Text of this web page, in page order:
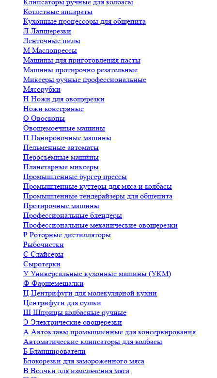
Котлетные аппараты
Кухонные процессоры для общепита
Л Лапшерезки
Ленточные пилы
М Маслопрессы
Машины для приготовления пасты
Машины протирочно резательные
Миксеры ручные профессиональные
Мясорубки
Н Ножи для овощерезки
Ножи консервные
О Овоскопы
Овощемоечные машины
П Панировочные машины
Пельменные автоматы
Перосъемные машины
Планетарные миксеры
Промышленные бургер прессы
Промышленные куттеры для мяса и колбасы
Промышленные тендерайзеры для общепита
Протирочные машины
Профессиональные блендеры
Профессиональные механические овощерезки
Р Роторные дистилляторы
Рыбочистки
С Слайсеры
Сыротерки
У Универсальные кухонные машины (УКМ)
Ф Фаршемешалки
Ц Центрифуги для молекулярной кухни
Центрифуги для сушки
Ш Шприцы колбасные ручные
Э Электрические овощерезки
А Автоклавы промышленные для консервирования
Автоматические клипсаторы для колбасы
Б Бланширователи
Блокорезки для замороженного мяса
В Волчки для измельчения мяса